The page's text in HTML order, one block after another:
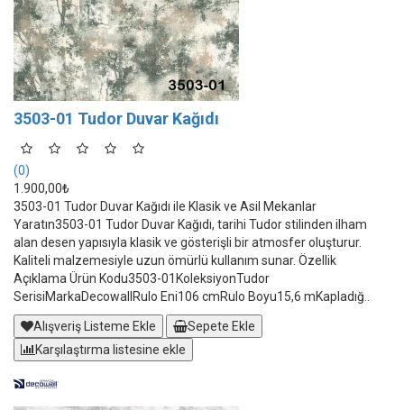
3503-01 Tudor Duvar Kağıdı
(0)
1.900,00₺
3503-01 Tudor Duvar Kağıdı ile Klasik ve Asil Mekanlar
Yaratın3503-01 Tudor Duvar Kağıdı, tarihi Tudor stilinden ilham
alan desen yapısıyla klasik ve gösterişli bir atmosfer oluşturur.
Kaliteli malzemesiyle uzun ömürlü kullanım sunar. Özellik
Açıklama Ürün Kodu3503-01KoleksiyonTudor
SerisiMarkaDecowallRulo Eni106 cmRulo Boyu15,6 mKapladığ..
Alışveriş Listeme Ekle
Sepete Ekle
Karşılaştırma listesine ekle